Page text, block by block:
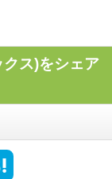
ス)をシェア